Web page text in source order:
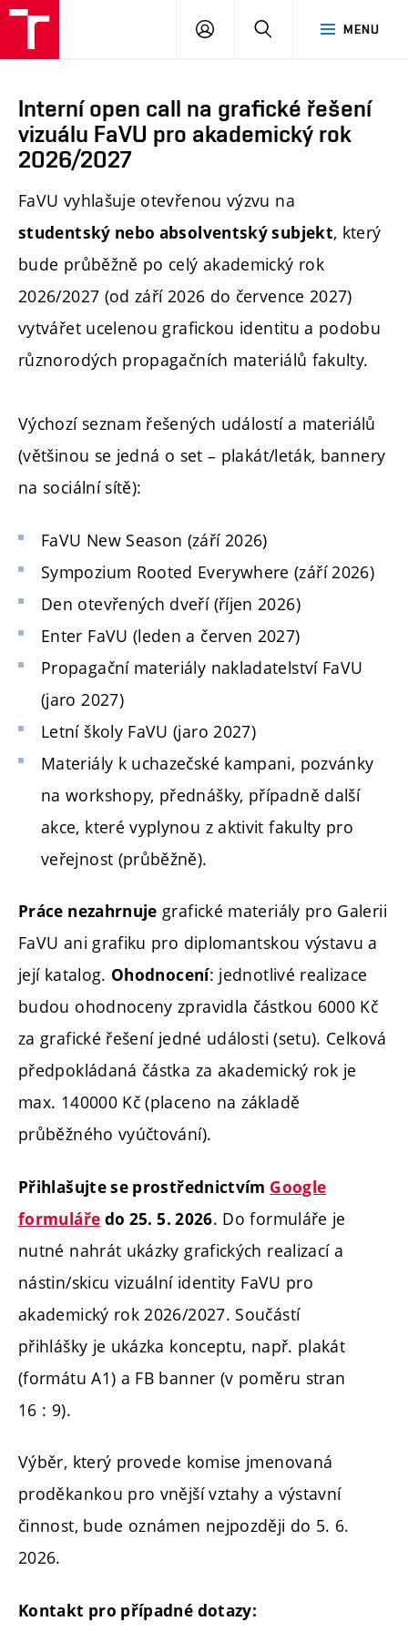
MENU
PŘIHLÁSIT
Interní open call na grafické řešení
vizuálu FaVU pro akademický rok
2026/2027
FaVU vyhlašuje otevřenou výzvu na
studentský nebo absolventskýsubjekt, který
bude průběžně po celý akademický rok
2026/2027 (od září 2026 do července 2027)
vytvářet ucelenou grafickou identitu a podobu
různorodých propagačních materiálů fakulty.
Výchozí seznam řešených událostí a materiálů
(většinou se jedná o set – plakát/leták, bannery
na sociální sítě):
FaVU New Season (září 2026)
Sympozium Rooted Everywhere (září 2026)
Den otevřených dveří (říjen 2026)
Enter FaVU (leden a červen 2027)
Propagační materiály nakladatelství FaVU
(jaro 2027)
Letní školy FaVU (jaro 2027)
Materiály k uchazečské kampani, pozvánky
na workshopy, přednášky, případně další
akce, které vyplynou z aktivit fakulty pro
veřejnost (průběžně).
Práce nezahrnuje grafické materiály pro Galerii
FaVU ani grafiku pro diplomantskou výstavu a
její katalog. Ohodnocení: jednotlivé realizace
budou ohodnoceny zpravidla částkou 6000 Kč
za grafické řešení jedné události (setu). Celková
předpokládaná částka za akademický rok je
max. 140000 Kč (placeno na základě
průběžného vyúčtování).
Přihlašujte se prostřednictvím Google
formuláře do 25. 5. 2026. Do formuláře je
nutné nahrát ukázky grafických realizací a
nástin/skicu vizuální identity FaVU pro
akademický rok 2026/2027. Součástí
přihlášky je ukázka konceptu, např. plakát
(formátu A1) a FB banner (v poměru stran
16 : 9).
Výběr, který provede komise jmenovaná
proděkankou pro vnější vztahy a výstavní
činnost, bude oznámen nejpozději do 5. 6.
2026.
Kontakt pro případné dotazy: